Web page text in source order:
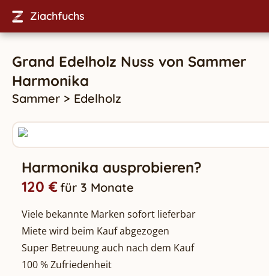
Ziachfuchs
Grand Edelholz Nuss von Sammer
Harmonika
Sammer > Edelholz
Harmonika ausprobieren?
120 €für 3 Monate
Viele bekannte Marken sofort lieferbar
Miete wird beim Kauf abgezogen
Super Betreuung auch nach dem Kauf
100 % Zufriedenheit